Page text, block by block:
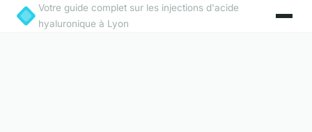
Votre guide complet sur les injections d'acide
hyaluronique à Lyon